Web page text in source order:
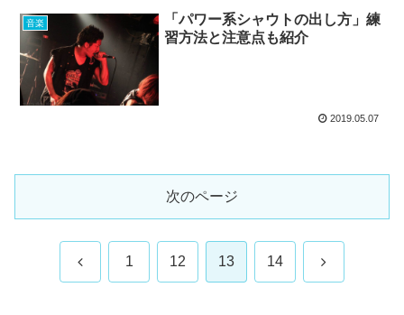
音楽
「パワー系シャウトの出し方」練
習方法と注意点も紹介
2019.05.07
次のページ
前 1 12 13 14 次